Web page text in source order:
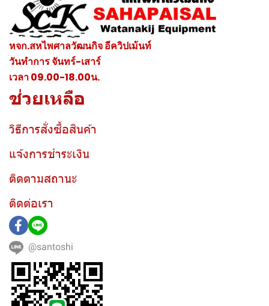
หจก.สหไพศาลวัฒนกิจ อีควิปเม้นท์
วันทำการ จันทร์-เสาร์
เวลา 09.00-18.00น.
ช่วยเหลือ
วิธีการสั่งซื้อสินค้า
แจ้งการชำระเงิน
ติดตามสถานะ
ติดต่อเรา
@santoshi